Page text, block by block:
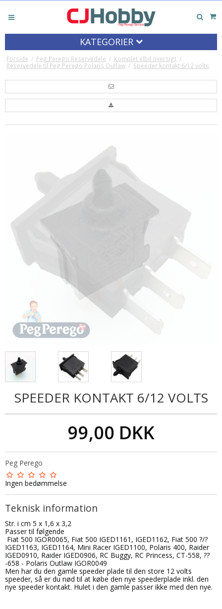
KATEGORIER
Forside / Peg Perego Reservedele / Komplet elbil oversigt /
Reservedele til Peg Perego Polaris Outlaw / Speeder kontakt 6/12 volts
SPEEDER KONTAKT 6/12 VOLTS
99,00 DKK
Peg Perego
Ingen bedømmelse
Teknisk information
Str. i cm 5 x 1,6 x 3,2
Passer til følgende
Fiat 500 IGOR0065, Fiat 500 IGED1161, IGED1162, Fiat 500 ?/?
IGED1163, IGED1164, Mini Racer IGED1100, Polaris 400, Raider
IGED0910, Raider IGED0906, RC Buggy, RC Princess, CT-558, ??
-658 - Polaris Outlaw IGOR0049
Men har du den gamle speeder plade til den store 12 volts
speeder, så er du nød til at købe den nye speederplade inkl. den
nye speeder kontakt. Hulet i den gamle passer ikke med den nye.